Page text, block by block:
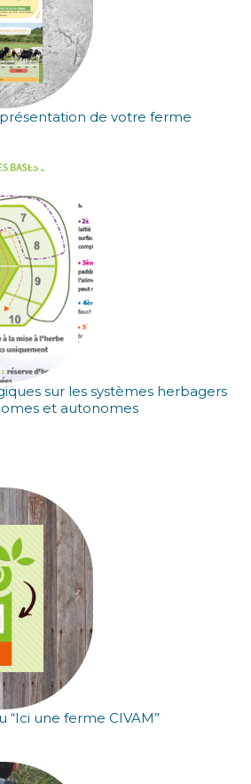
de votre ferme
sur les systèmes herbagers
et autonomes
“Ici une ferme CIVAM”